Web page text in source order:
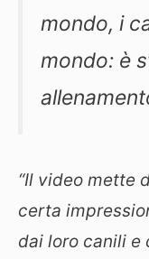
mondo, i
mondo: è
“Il video mette
certa
dai loro canili e